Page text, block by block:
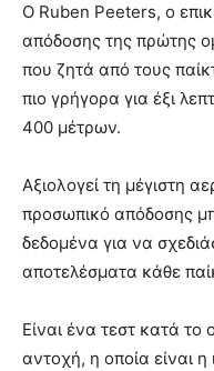
Ο Ruben Peeters, ο
απόδοσης της πρώτης
που ζητά από τους
πιο γρήγορα για έξι
400 μέτρων.
Αξιολογεί τη μέγιστη
προσωπικό απόδοσης
δεδομένα για να
αποτελέσματα κάθε
Είναι ένα τεστ κατά το
αντοχή, η οποία είναι